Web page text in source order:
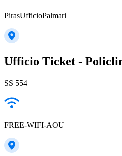
PirasUfficioPalmari
Ufficio Ticket -
SS 554
FREE-WIFI-AOU